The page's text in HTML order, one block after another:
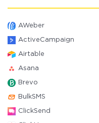
AWeber
ActiveCampaign
Airtable
Asana
Brevo
BulkSMS
ClickSend